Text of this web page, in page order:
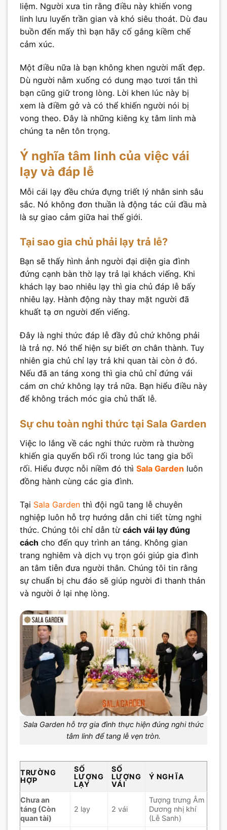
liệm. Người xưa tin rằng điều này khiến vong
linh lưu luyến trần gian và khó siêu thoát. Dù đau
buồn đến mấy thì bạn hãy cố gắng kiềm chế
cảm xúc.
Một điều nữa là bạn không khen người mất đẹp.
Dù người nằm xuống có dung mạo tươi tắn thì
bạn cũng giữ trong lòng. Lời khen lúc này bị
xem là điềm gở và có thể khiến người nói bị
vong theo. Đây là những kiêng kỵ tâm linh mà
chúng ta nên tôn trọng.
Ý nghĩa tâm linh của việc vái
lạy và đáp lễ
Mỗi cái lạy đều chứa đựng triết lý nhân sinh sâu
sắc. Nó không đơn thuần là động tác cúi đầu mà
là sự giao cảm giữa hai thế giới.
Tại sao gia chủ phải lạy trả lễ?
Bạn sẽ thấy hình ảnh người đại diện gia đình
đứng cạnh bàn thờ lạy trả lại khách viếng. Khi
khách lạy bao nhiêu lạy thì gia chủ đáp lễ bấy
nhiêu lạy. Hành động này thay mặt người đã
khuất tạ ơn người đến viếng.
Đây là nghi thức đáp lễ đầy đủ chứ không phải
là trả nợ. Nó thể hiện sự biết ơn chân thành. Tuy
nhiên gia chủ chỉ lạy trả khi quan tài còn ở đó.
Nếu đã an táng xong thì gia chủ chỉ đứng vái
cám ơn chứ không lạy trả nữa. Bạn hiểu điều này
để không trách móc gia chủ thất lễ.
Sự chu toàn nghi thức tại Sala Garden
Việc lo lắng về các nghi thức rườm rà thường
khiến gia quyến bối rối trong lúc tang gia bối
rối. Hiểu được nỗi niềm đó thì Sala Garden luôn
đồng hành cùng các gia đình.
Tại Sala Garden thì đội ngũ tang lễ chuyên
nghiệp luôn hỗ trợ hướng dẫn chi tiết từng nghi
thức. Chúng tôi chỉ dẫn từ cách vái lạy đúng
cách cho đến quy trình an táng. Không gian
trang nghiêm và dịch vụ trọn gói giúp gia đình
an tâm tiễn đưa người thân. Chúng tôi tin rằng
sự chuẩn bị chu đáo sẽ giúp người đi thanh thản
và người ở lại nhẹ lòng.
Sala Garden hỗ trợ gia đình thực hiện đúng nghi thức
tâm linh để tang lễ vẹn tròn.
TRƯỜNG
HỢP
SỐ
LƯỢNG
LẠY
SỐ
LƯỢNG
VÁI
Ý NGHĨA
Chưa an
táng (Còn
quan tài)
2 lạy 2 vái
Tượng trưng Âm
Dương nhị khí
(Lễ Sanh)